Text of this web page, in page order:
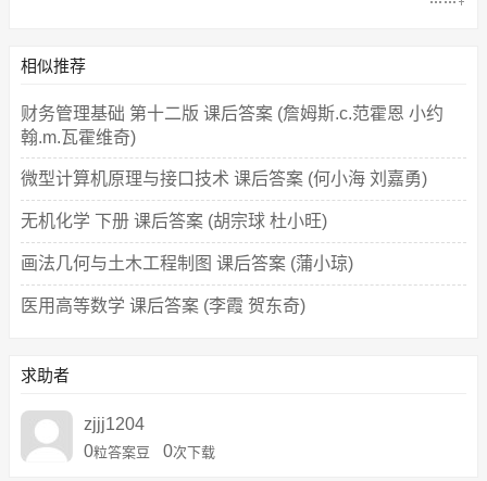
相似推荐
财务管理基础 第十二版 课后答案 (詹姆斯.c.范霍恩 小约
翰.m.瓦霍维奇)
微型计算机原理与接口技术 课后答案 (何小海 刘嘉勇)
无机化学 下册 课后答案 (胡宗球 杜小旺)
画法几何与土木工程制图 课后答案 (蒲小琼)
医用高等数学 课后答案 (李霞 贺东奇)
求助者
zjjj1204
0粒答案豆 0次下载